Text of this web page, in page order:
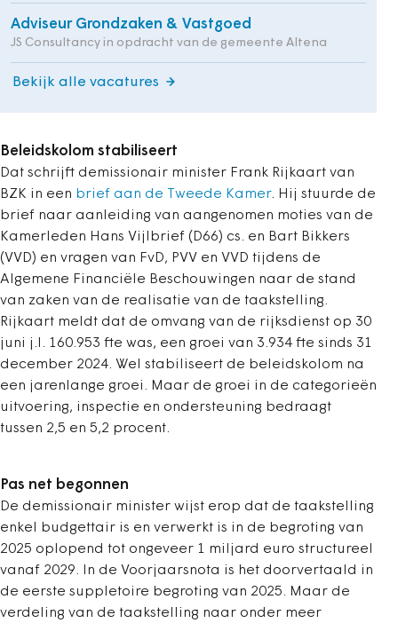
Adviseur Grondzaken & Vastgoed
JS Consultancy in opdracht van de gemeente Altena
Bekijk alle vacatures
Beleidskolom stabiliseert
Dat schrijft demissionair minister Frank Rijkaart van
BZK in een brief aan de Tweede Kamer. Hij stuurde de
brief naar aanleiding van aangenomen moties van de
Kamerleden Hans Vijlbrief (D66) cs. en Bart Bikkers
(VVD) en vragen van FvD, PVV en VVD tijdens de
Algemene Financiële Beschouwingen naar de stand
van zaken van de realisatie van de taakstelling.
Rijkaart meldt dat de omvang van de rijksdienst op 30
juni j.l. 160.953 fte was, een groei van 3.934 fte sinds 31
december 2024. Wel stabiliseert de beleidskolom na
een jarenlange groei. Maar de groei in de categorieën
uitvoering, inspectie en ondersteuning bedraagt
tussen 2,5 en 5,2 procent.
Pas net begonnen
De demissionair minister wijst erop dat de taakstelling
enkel budgettair is en verwerkt is in de begroting van
2025 oplopend tot ongeveer 1 miljard euro structureel
vanaf 2029. In de Voorjaarsnota is het doorvertaald in
de eerste suppletoire begroting van 2025. Maar de
verdeling van de taakstelling naar onder meer